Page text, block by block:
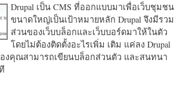
Drupal เป็น CMS ที่ออกแบบมาเพื่อเว็บชุมชน
ขนาดใหญ่เป็นเป้าหมายหลัก Drupal จึงมีรวม
ส่วนของเว็บบล็อกและเว็บบอร์ดมาให้ในตัว
โดยไม่ต้องติดตั้งอะไรเพิ่ม เติม แค่ลง Drupal
งคุณสามารถเขียนบล็อกส่วนตัว และสนทนา